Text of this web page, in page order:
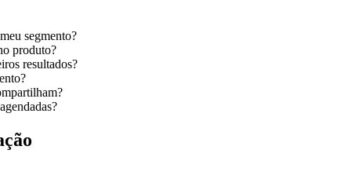
segmento?
produto?
resultados?